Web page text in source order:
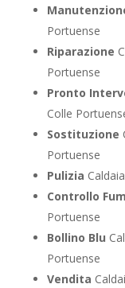
Portuense
Riparazione
Portuense
Pronto
Colle
Sostituzione
Portuense
Pulizia
Controllo
Portuense
Bollino Blu
Portuense
Vendita